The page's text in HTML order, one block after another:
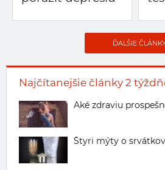
Najčítanejšie články 2
Aké zdraviu
Štyri mýty o
ĎALŠIE